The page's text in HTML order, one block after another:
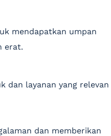
mendapatkan umpan
erat.
dan layanan yang relevan
dan memberikan